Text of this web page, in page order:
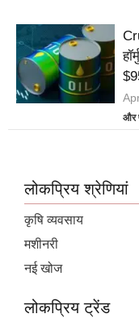
और
लोकप्रिय श्रेणियां
कृषि व्यवसाय
मशीनरी
नई खोज
लोकप्रिय ट्रेंड